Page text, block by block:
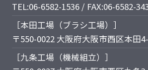
TEL:06-6582-1536 / FAX:06-6582-
［本田工場（ブラシ工場）］
〒550-0022 大阪府大阪市西区本田
［九条工場（機械組立）］